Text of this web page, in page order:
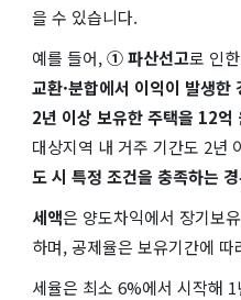
을 수 있습니다.
예를 들어,① 파산선고로 인
교환·분합에서 이익이 발생한
2년 이상 보유한 주택을 12억
대상지역 내 거주 기간도 2년
도 시 특정 조건을 충족하는
세액은 양도차익에서 장기보
하며, 공제율은 보유기간에 따
세율은 최소 6%에서 시작해